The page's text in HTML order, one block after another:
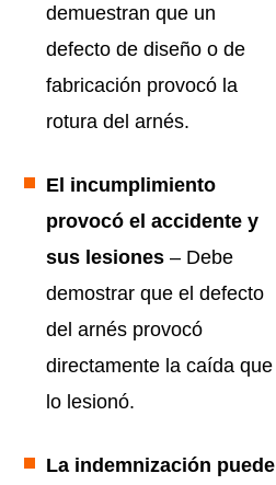
demuestran que un
defecto de diseño o de
fabricación provocó la
rotura del arnés.
El incumplimiento
provocó el accidente y
sus lesiones – Debe
demostrar que el defecto
del arnés provocó
directamente la caída que
lo lesionó.
La indemnización puede